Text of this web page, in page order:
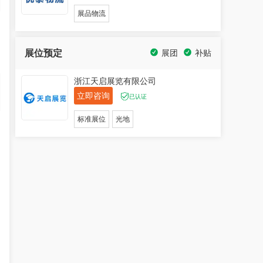
展品物流
展位预定 补贴
展团
浙江天启展览有限公司
立即咨询
已认证
标准展位 光地